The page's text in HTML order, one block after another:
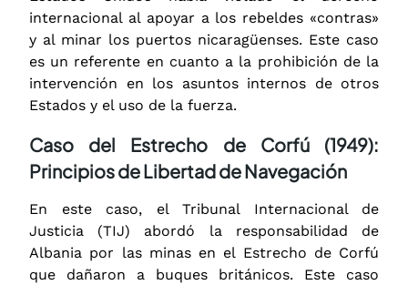
internacional al apoyar a los rebeldes «contras»
y al minar los puertos nicaragüenses. Este caso
es un referente en cuanto a la prohibición de la
intervención en los asuntos internos de otros
Estados y el uso de la fuerza.
Caso del Estrecho de Corfú (1949):
Principios de Libertad de Navegación
En este caso, el Tribunal Internacional de
Justicia (TIJ) abordó la responsabilidad de
Albania por las minas en el Estrecho de Corfú
que dañaron a buques británicos. Este caso